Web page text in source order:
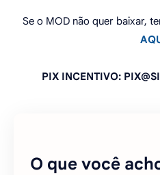
Se o MOD não quer baixar,
PIX INCENTIVO:
O que você